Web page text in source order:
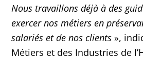
Nous travaillons déjà à des
exercer nos métiers en
salariés et de nos clients »,
Métiers et des Industries de